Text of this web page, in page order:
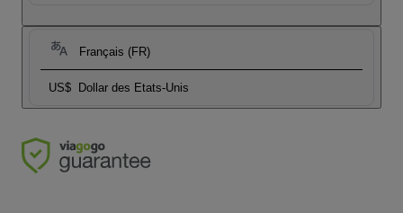
Français (FR)
US$ Dollar des Etats-Unis